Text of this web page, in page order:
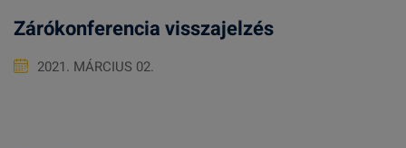
Zárókonferencia visszajelzés
2021. MÁRCIUS 02.